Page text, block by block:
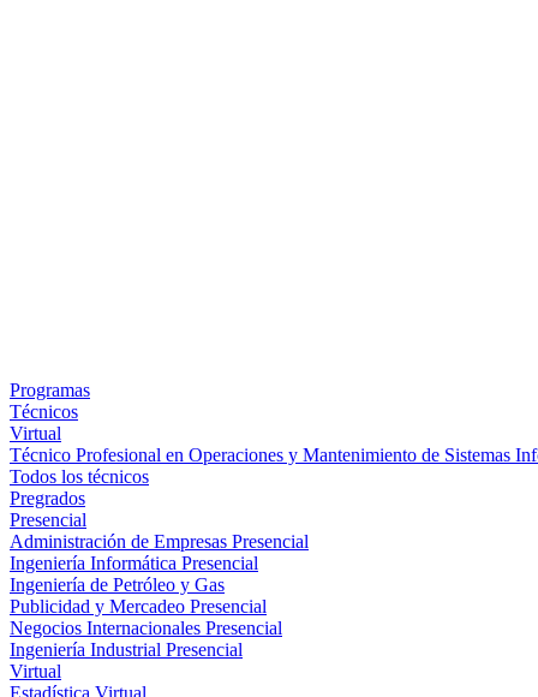
Programas
Técnicos
Virtual
Técnico Profesional en Operaciones y Mantenimiento de Sistemas
Todos los técnicos
Pregrados
Presencial
Administración de Empresas Presencial
Ingeniería Informática Presencial
Ingeniería de Petróleo y Gas
Publicidad y Mercadeo Presencial
Negocios Internacionales Presencial
Ingeniería Industrial Presencial
Virtual
Estadística Virtual